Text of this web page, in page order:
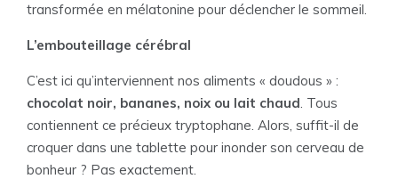
transformée en mélatonine pour déclencher le sommeil.
L’embouteillage cérébral
C’est ici qu’interviennent nos aliments « doudous » :
chocolat noir, bananes, noix ou lait chaud. Tous
contiennent ce précieux tryptophane. Alors, suffit-il de
croquer dans une tablette pour inonder son cerveau de
bonheur ? Pas exactement.